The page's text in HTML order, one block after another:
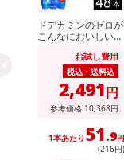
合がございます。
あらかじめご了承い
によるお申込み後の
【お支払いについて】
※送料はお試し費用
クまとめて支払い、
yでお支払いの場合、
ドデカミンのゼロが
こんなにおいしいわ
お試し費用
税込・送料込
2,491円
参考価格 10,368円
1本あたり 51.9円
(216円)